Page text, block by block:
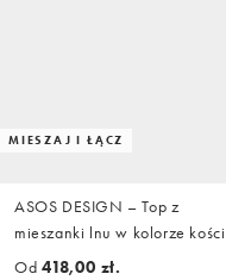
MIESZAJ I ŁĄCZ
ASOS DESIGN – Top z
mieszanki lnu w kolorze kości
słoniowej z wiązaniem i stójką,
Od 418,00 zł.